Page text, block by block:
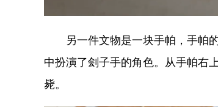
另一件文物是一块手帕，手帕的
中扮演了刽子手的角色。从手帕右
毙。